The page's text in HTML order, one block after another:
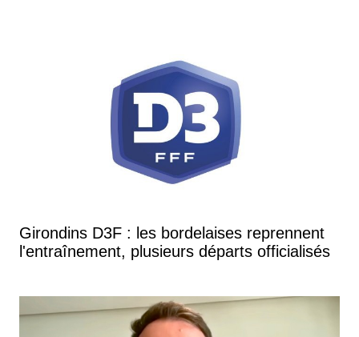
Girondins D3F : les bordelaises reprennent
l'entraînement, plusieurs départs officialisés